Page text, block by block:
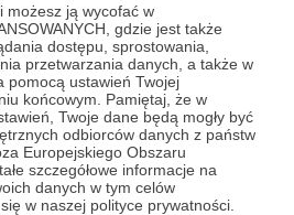
możesz ją wycofać w
gdzie jest także
dostępu, sprostowania,
przetwarzania danych, a także w
pomocą ustawień Twojej
końcowym. Pamiętaj, że w
Twoje dane będą mogły być
odbiorców danych z państw
Europejskiego Obszaru
szczegółowe informacje na
danych w tym celów
w naszej polityce prywatności.
moich danych
formularzu rejestracyjnym w celu
usług serwisu Patronite.
drogą elektroniczną
newslettera. Opcja ta może zostać
konta.